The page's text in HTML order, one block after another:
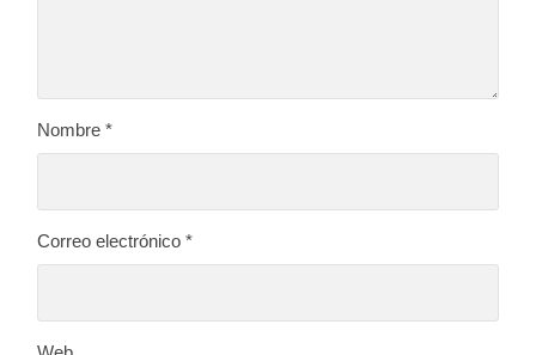
Nombre*
Correo electrónico*